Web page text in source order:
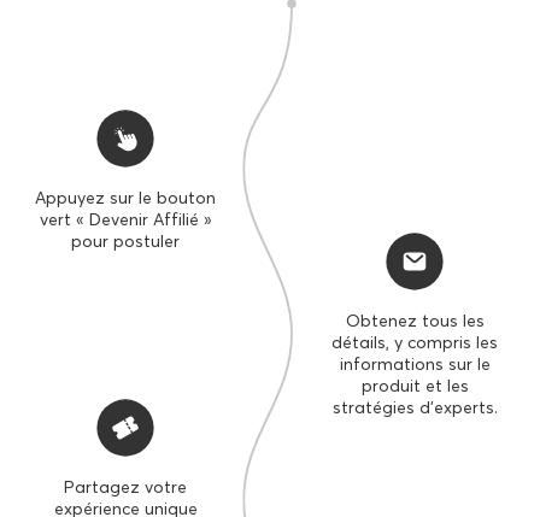
JUSQU'À
Appuyez sur le bouton
vert « Devenir Affilié »
pour postuler
Obtenez tous les
détails, y compris les
informations sur le
produit et les
stratégies d'experts.
Partagez votre
expérience unique